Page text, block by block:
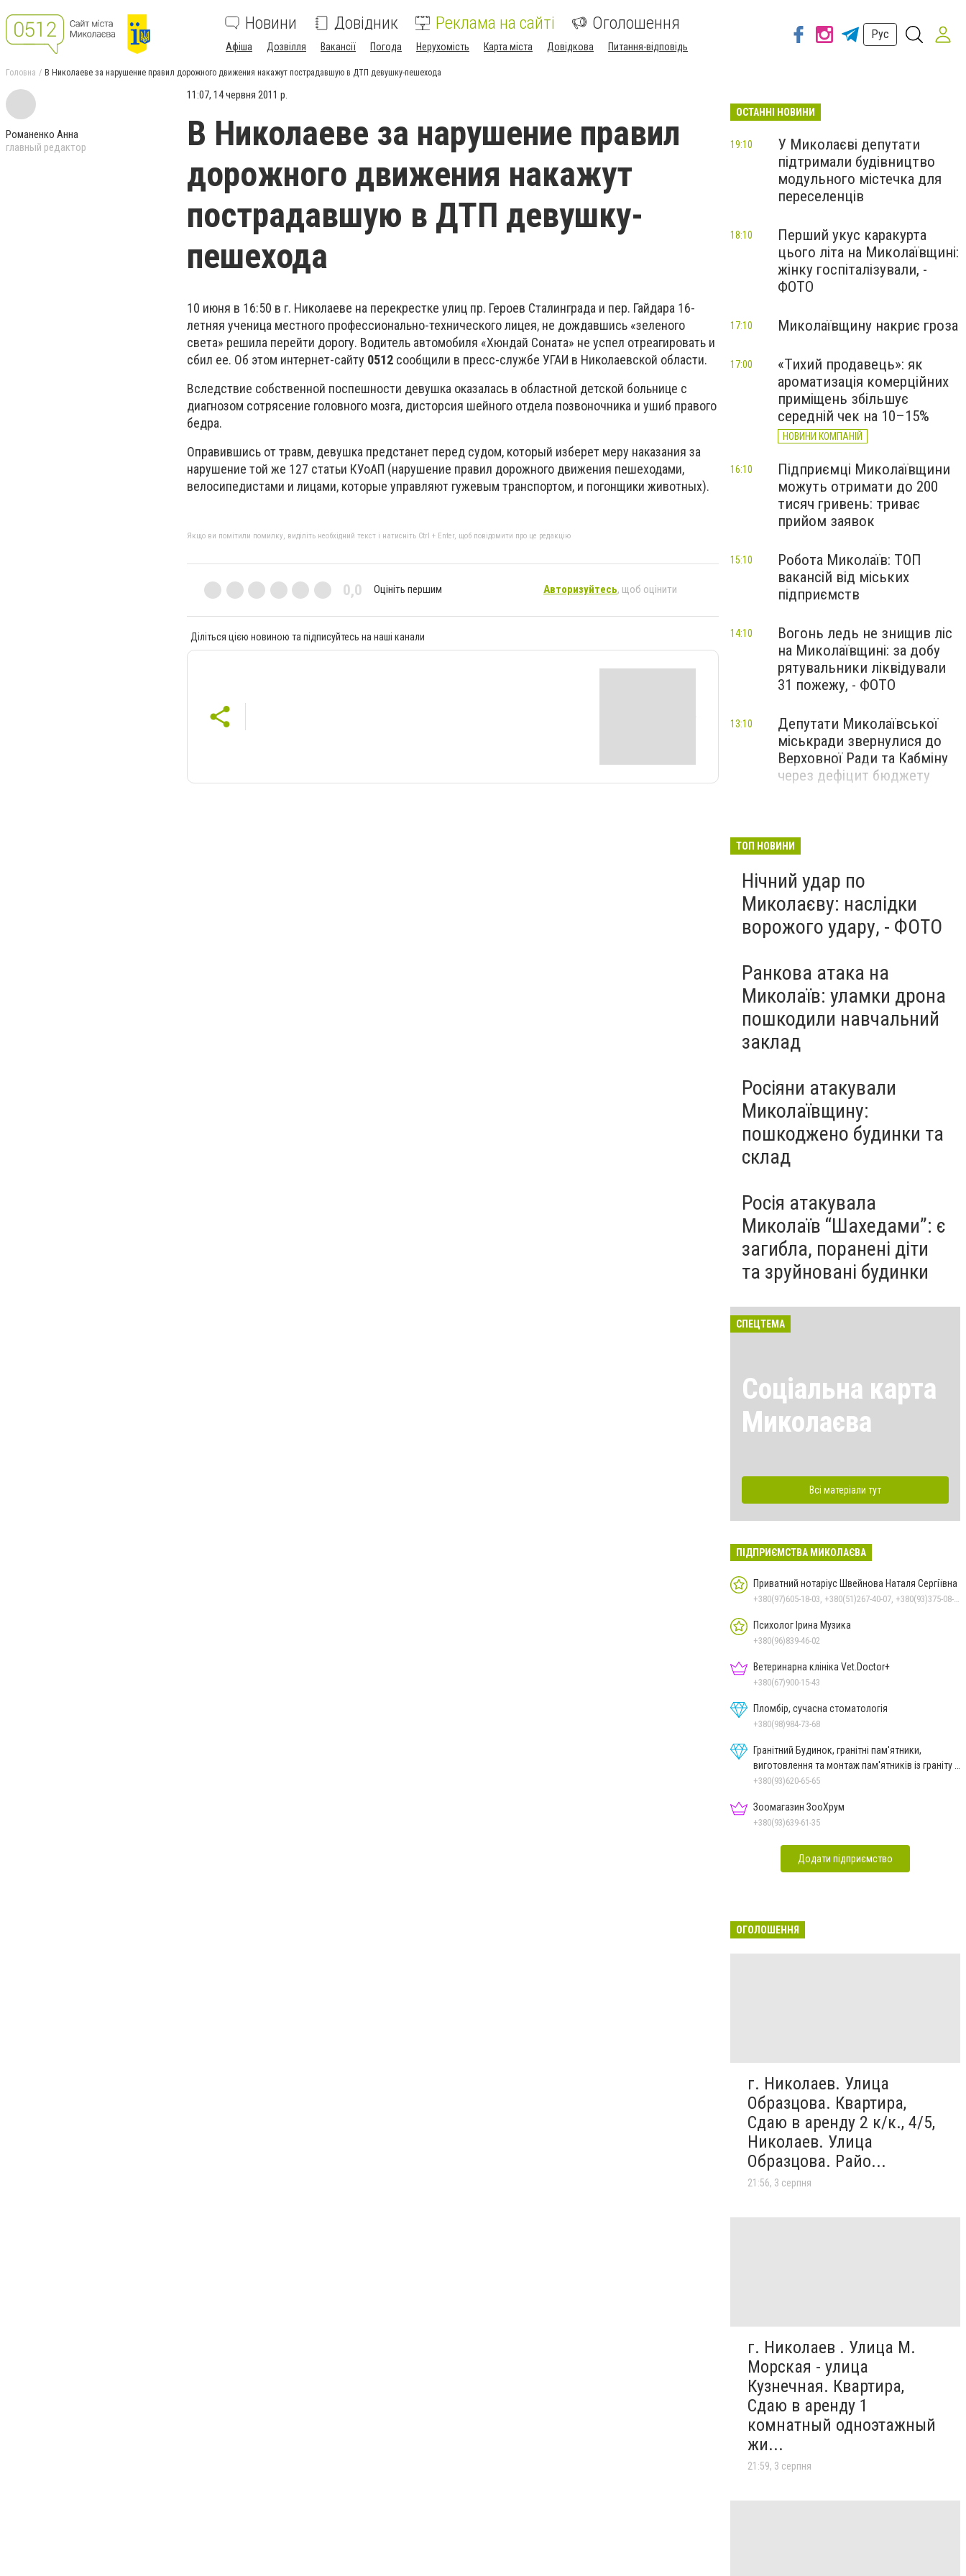
Новини Довідник Реклама на сайті Оголошення
Афіша Дозвілля Вакансії Погода Нерухомість Карта міста Довідкова Питання-відповідь
Рус
Головна В Николаеве за нарушение правил дорожного движения накажут пострадавшую в ДТП девушку-пешехода
Романенко Анна
главный редактор
11:07, 14 червня 2011 р.
В Николаеве за нарушение правил
дорожного движения накажут
пострадавшую в ДТП девушку-
пешехода
10 июня в 16:50 в г. Николаеве на перекрестке улиц пр. Героев Сталинграда и пер. Гайдара 16-
летняя ученица местного профессионально-технического лицея, не дождавшись «зеленого
света» решила перейти дорогу. Водитель автомобиля «Хюндай Соната» не успел отреагировать и
сбил ее. Об этом интернет-сайту 0512 сообщили в пресс-службе УГАИ в Николаевской области.
Вследствие собственной поспешности девушка оказалась в областной детской больнице с
диагнозом сотрясение головного мозга, дисторсия шейного отдела позвоночника и ушиб правого
бедра.
Оправившись от травм, девушка предстанет перед судом, который изберет меру наказания за
нарушение той же 127 статьи КУоАП (нарушение правил дорожного движения пешеходами,
велосипедистами и лицами, которые управляют гужевым транспортом, и погонщики животных).
Якщо ви помітили помилку, виділіть необхідний текст і натисніть Ctrl + Enter, щоб повідомити про це редакцію
0,0 Оцініть першим Авторизуйтесь, щоб оцінити
Діліться цією новиною та підписуйтесь на наші канали
ОСТАННІ НОВИНИ
У Миколаєві депутати
підтримали будівництво
модульного містечка для
переселенців
19:10
Перший укус каракурта
цього літа на Миколаївщині:
жінку госпіталізували, -
ФОТО
18:10
Миколаївщину накриє гроза
17:10
«Тихий продавець»: як
ароматизація комерційних
приміщень збільшує
середній чек на 10–15%
НОВИНИ КОМПАНІЙ
17:00
Підприємці Миколаївщини
можуть отримати до 200
тисяч гривень: триває
прийом заявок
16:10
Робота Миколаїв: ТОП
вакансій від міських
підприємств
15:10
Вогонь ледь не знищив ліс
на Миколаївщині: за добу
рятувальники ліквідували
31 пожежу, - ФОТО
14:10
Депутати Миколаївської
міськради звернулися до
Верховної Ради та Кабміну
через дефіцит бюджету
13:10
ТОП НОВИНИ
Нічний удар по
Миколаєву: наслідки
ворожого удару, - ФОТО
Ранкова атака на
Миколаїв: уламки дрона
пошкодили навчальний
заклад
Росіяни атакували
Миколаївщину:
пошкоджено будинки та
склад
Росія атакувала
Миколаїв “Шахедами”: є
загибла, поранені діти
та зруйновані будинки
СПЕЦТЕМА
Соціальна карта
Миколаєва
Всі матеріали тут
ПІДПРИЄМСТВА МИКОЛАЄВА
Приватний нотаріус Швейнова Наталя Сергіївна
Психолог Ірина Музика
+380(96)839-46-02
Ветеринарна клініка Vet.Doctor+
+380(67)900-15-43
Пломбір, сучасна стоматологія
+380(98)984-73-68
Гранітний Будинок, гранітні пам'ятники,
виготовлення та монтаж пам'ятників із граніту в
Миколаєві
+380(93)620-65-65
Зоомагазин ЗооХрум
+380(93)639-61-35
Додати підприємство
ОГОЛОШЕННЯ
г. Николаев. Улица
Образцова. Квартира,
Сдаю в аренду 2 к/к., 4/5,
Николаев. Улица
Образцова. Райо...
21:56, 3 серпня
г. Николаев . Улица М.
Морская - улица
Кузнечная. Квартира,
Сдаю в аренду 1
комнатный одноэтажный
жи...
21:59, 3 серпня